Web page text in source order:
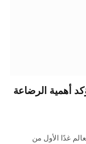
يؤكد أهمية الرضاعة
غدًا الأول من